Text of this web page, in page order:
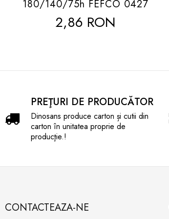
180/140/75h FEFCO 0427
2,86 RON
PREŢURI DE PRODUCĂTOR
Dinosans produce carton și cutii din
carton în unitatea proprie de
producţie.!
CONTACTEAZA-NE